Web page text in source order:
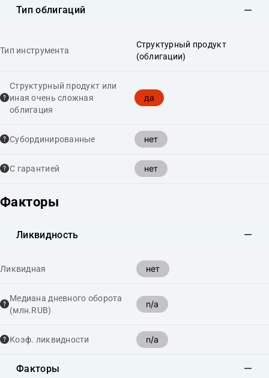
Тип облигаций
Тип инструмента
Структурный продукт
(облигации)
Структурный продукт или
иная очень сложная
облигация
да
Cубординированные нет
С гарантией нет
Факторы
Ликвидность
Ликвидная нет
Медиана дневного оборота
(млн.RUB)
n/a
Коэф. ликвидности n/a
Факторы